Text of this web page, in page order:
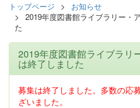
トップページ
お知らせ
2019年度図書館ライブラリー・
た
2019年度図書館ライブラリ
は終了しました
募集は終了しました。多数の応
ざいました。